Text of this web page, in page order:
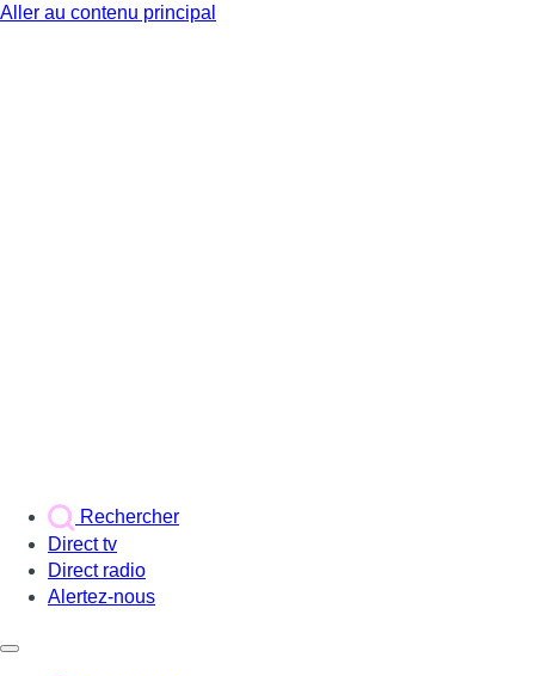
Aller au contenu principal
Rechercher
Direct tv
Direct radio
Alertez-nous